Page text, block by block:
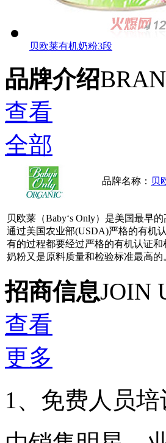
贝欧莱有机奶粉3段
品牌介绍
查看
全部
品牌名称： 贝
贝欧莱（Baby‘s Only）是美国最早
通过美国农业部(USDA)严格的有机
有的过程都要经过严格的有机认证
奶粉又是原料质量和检验标准最高
招商信息JOIN
查看
更多
1、免费人员